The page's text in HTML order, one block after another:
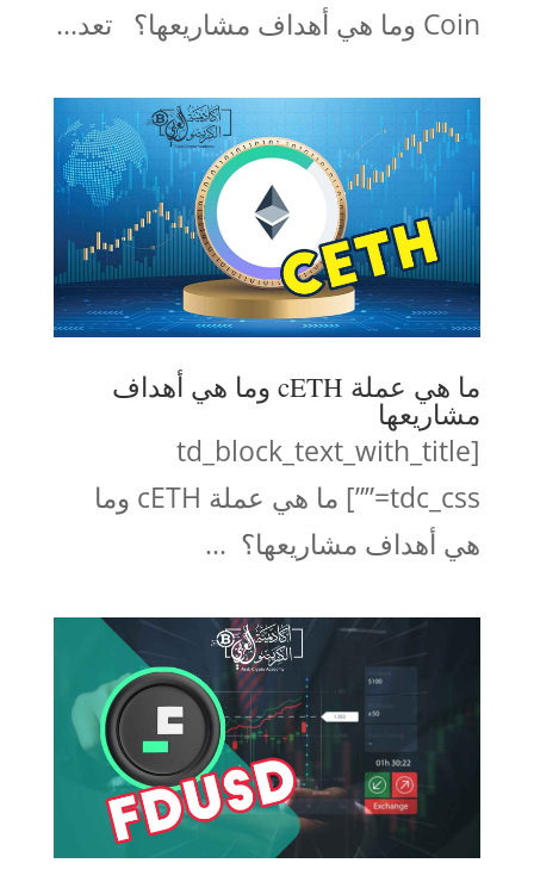
Coin وما هي أهداف مشاريعها؟ تعد...
ما هي عملة cETH وما هي أهداف
مشاريعها
[td_block_text_with_title
tdc_css=””] ما هي عملة cETH وما
هي أهداف مشاريعها؟ ...